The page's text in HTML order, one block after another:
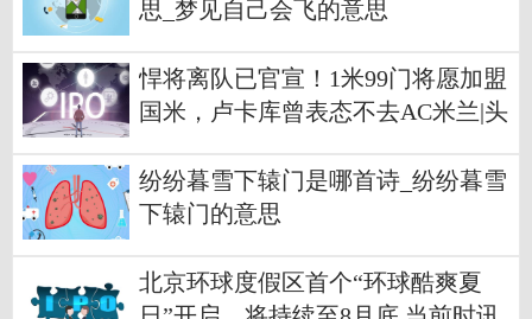
思_梦见自己会飞的意思
悍将离队已官宣！1米99门将愿加盟
国米，卢卡库曾表态不去AC米兰|头
纷纷暮雪下辕门是哪首诗_纷纷暮雪
下辕门的意思
北京环球度假区首个“环球酷爽夏